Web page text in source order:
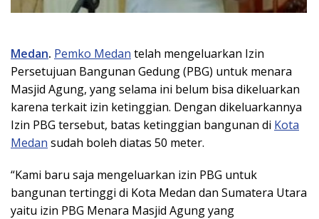
Medan. Pemko Medan telah mengeluarkan Izin
Persetujuan Bangunan Gedung (PBG) untuk menara
Masjid Agung, yang selama ini belum bisa dikeluarkan
karena terkait izin ketinggian. Dengan dikeluarkannya
Izin PBG tersebut, batas ketinggian bangunan di Kota
Medan sudah boleh diatas 50 meter.
“Kami baru saja mengeluarkan izin PBG untuk
bangunan tertinggi di Kota Medan dan Sumatera Utara
yaitu izin PBG Menara Masjid Agung yang